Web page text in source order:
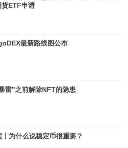
货ETF申请
最新路线图公布
雷”之前解除NFT的隐患
为什么说稳定币很重要？